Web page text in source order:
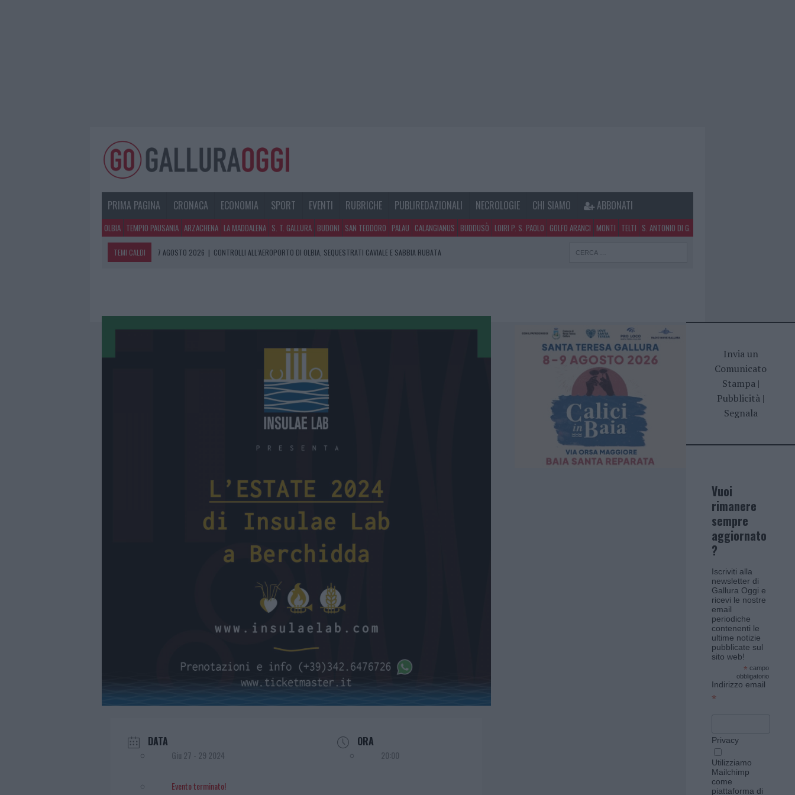
PRIMA PAGINA CRONACA ECONOMIA SPORT EVENTI RUBRICHE PUBLIREDAZIONALI NECROLOGIE CHI SIAMO ABBONATI
OLBIA TEMPIO PAUSANIA ARZACHENA LA MADDALENA S. T. GALLURA BUDONI SAN TEODORO PALAU CALANGIANUS BUDDUSÒ LOIRI P. S. PAOLO GOLFO ARANCI MONTI TELTI S. ANTONIO DI G.
TEMI CALDI 7 AGOSTO 2026 | MIGLIORI CLINICHE DI ESTETICA MEDICALE AVANZATA IN EUROPA: CLASSIFICA DEI 5 CENTRI DI
7 AGOSTO 2026 | PORTO ROTONDO OSPITA LA GRANDE SFIDA DELLA VELA NELL’ESTATE 2026
CONTROLLI ALL’AEROPORTO DI OLBIA, SEQUESTRATI CAVIALE E SABBIA RUBATA
DATA
Giu 27 - 29 2024
Evento terminato!
ORA
20:00
Invia un
Comunicato
Stampa|
Pubblicità |
Segnala
Vuoi
rimanere
sempre
aggiornato
?
Iscriviti alla
newsletter di
Gallura Oggi e
ricevi le nostre
email
periodiche
contenenti le
ultime notizie
pubblicate sul
sito web!
* campo
obbligatorio
Indirizzo email
*
Privacy
Utilizziamo
Mailchimp
come
piattaforma di